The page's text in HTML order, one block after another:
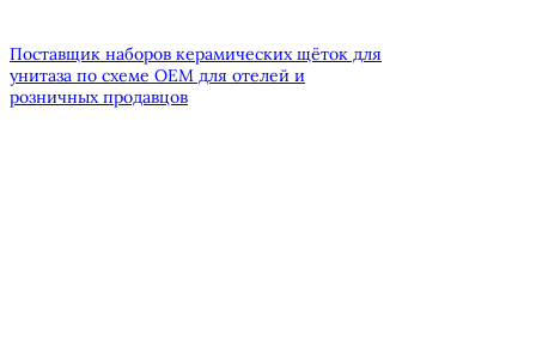
Поставщик наборов керамических щёток для
унитаза по схеме OEM для отелей и
розничных продавцов